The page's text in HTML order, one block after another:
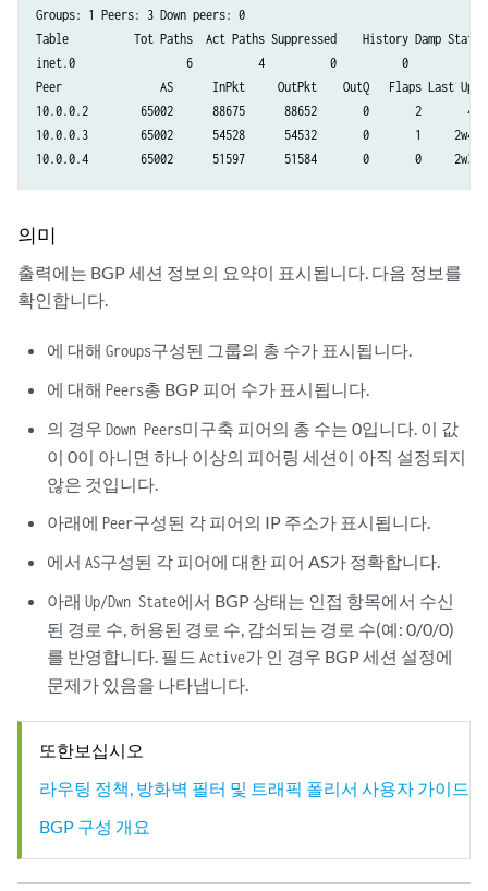
Groups: 1 Peers: 3 Down peers: 0
Table          Tot Paths  Act Paths Suppressed    History Damp State
inet.0                 6          4          0          0          0
Peer               AS      InPkt     OutPkt    OutQ   Flaps Last Up/Dwn
10.0.0.2        65002      88675      88652       0       2
10.0.0.3        65002      54528      54532       0       1
10.0.0.4        65002      51597      51584       0       0
의미
출력에는 BGP 세션 정보의 요약이 표시됩니다. 다음 정보를
확인합니다.
에 대해Groups구성된 그룹의 총 수가 표시됩니다.
에 대해Peers총 BGP 피어 수가 표시됩니다.
의 경우Down Peers미구축 피어의 총 수는 0입니다. 이 값
이 0이 아니면 하나 이상의 피어링 세션이 아직 설정되지
않은 것입니다.
아래에Peer구성된 각 피어의 IP 주소가 표시됩니다.
에서 AS구성된 각 피어에 대한 피어 AS가 정확합니다.
아래Up/Dwn State에서 BGP 상태는 인접 항목에서 수신
된 경로 수, 허용된 경로 수, 감쇠되는 경로 수(예: 0/0/0)
를 반영합니다. 필드 Active가 인 경우 BGP 세션 설정에
문제가 있음을 나타냅니다.
또한보십시오
라우팅 정책, 방화벽 필터 및 트래픽 폴리서 사용자 가이드
BGP 구성 개요